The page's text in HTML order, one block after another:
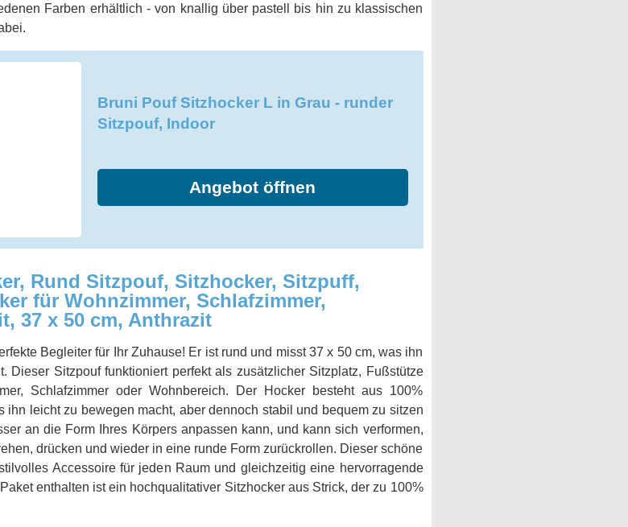
Farben erhältlich - von knallig über pastell bis hin zu klassischen
Bruni Pouf Sitzhocker L in Grau - runder
Sitzpouf, Indoor
Angebot öffnen
Rund Sitzpouf, Sitzhocker, Sitzpuff,
für Wohnzimmer, Schlafzimmer,
37 x 50 cm, Anthrazit
Begleiter für Ihr Zuhause! Er ist rund und misst 37 x 50 cm, was ihn
Dieser Sitzpouf funktioniert perfekt als zusätzlicher Sitzplatz, Fußstütze
Schlafzimmer oder Wohnbereich. Der Hocker besteht aus 100%
leicht zu bewegen macht, aber dennoch stabil und bequem zu sitzen
an die Form Ihres Körpers anpassen kann, und kann sich verformen,
drücken und wieder in eine runde Form zurückrollen. Dieser schöne
Accessoire für jeden Raum und gleichzeitig eine hervorragende
enthalten ist ein hochqualitativer Sitzhocker aus Strick, der zu 100%